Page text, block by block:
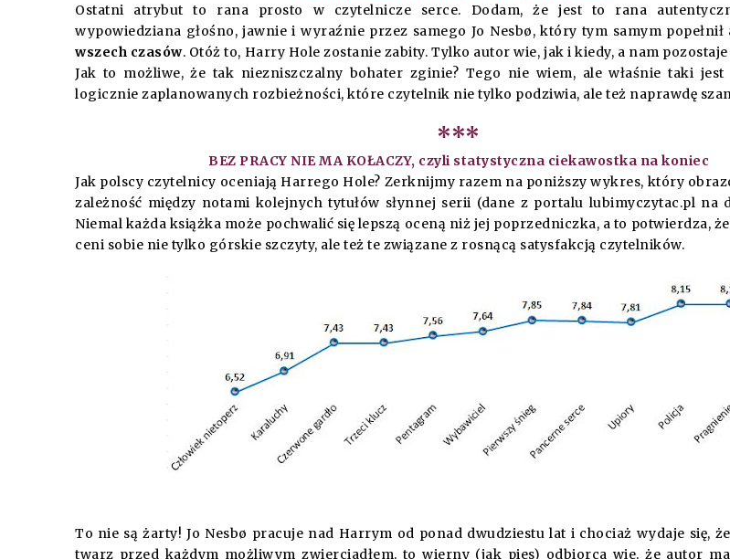
Ostatni atrybut to rana prosto w czytelnicze serce. Dodam, że jest to rana
wypowiedziana głośno, jawnie i wyraźnie przez samego Jo Nesbø, który tym samym popełnił
wszech czasów. Otóż to, Harry Hole zostanie zabity. Tylko autor wie, jak i kiedy, a nam
Jak to możliwe, że tak niezniszczalny bohater zginie? Tego nie wiem, ale właśnie taki jest
logicznie zaplanowanych rozbieżności, które czytelnik nie tylko podziwia, ale też naprawdę
***
BEZ PRACY NIE MA KOŁACZY, czyli statystyczna ciekawostka na koniec
Jak polscy czytelnicy oceniają Harrego Hole? Zerknijmy razem na poniższy wykres, który
zależność między notami kolejnych tytułów słynnej serii (dane z portalulubimyczytac.pl na
Niemal każda książka może pochwalić się lepszą oceną niż jej poprzedniczka, a to potwierdza,
ceni sobie nie tylko górskie szczyty, ale też te związane z rosnącą satysfakcją czytelników.
To nie są żarty! Jo Nesbø pracuje nad Harrym od ponad dwudziestu lat i chociaż wydaje się,
twarz przed każdym możliwym zwierciadłem, to wierny (jak pies) odbiorca wie, że autor